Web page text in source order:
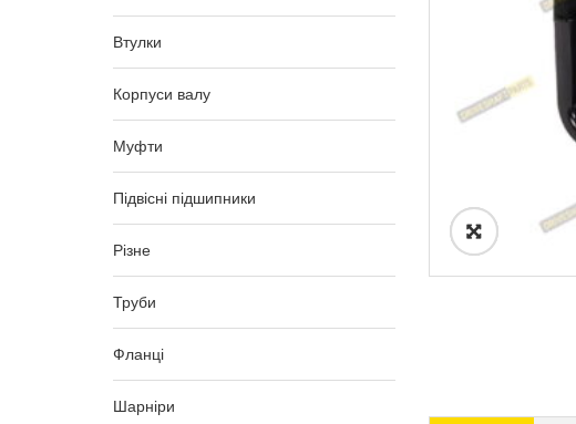
Втулки
Корпуси валу
Муфти
Підвісні підшипники
Різне
Труби
Фланці
Шарніри